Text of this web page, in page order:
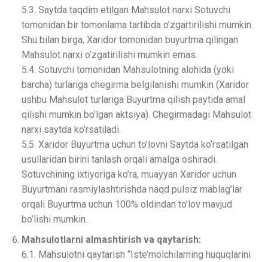
5.3. Saytda taqdim etilgan Mahsulot narxi Sotuvchi
tomonidan bir tomonlama tartibda o’zgartirilishi mumkin.
Shu bilan birga, Xaridor tomonidan buyurtma qilingan
Mahsulot narxi o’zgatirilishi mumkin emas.
5.4. Sotuvchi tomonidan Mahsulotning alohida (yoki
barcha) turlariga chegirma belgilanishi mumkin (Xaridor
ushbu Mahsulot turlariga Buyurtma qilish paytida amal
qilishi mumkin bo’lgan aktsiya). Chegirmadagi Mahsulot
narxi saytda ko’rsatiladi.
5.5. Xaridor Buyurtma uchun to’lovni Saytda ko’rsatilgan
usullaridan birini tanlash orqali amalga oshiradi.
Sotuvchining ixtiyoriga ko’ra, muayyan Xaridor uchun
Buyurtmani rasmiylashtirishda naqd pulsiz mablag’lar
orqali Buyurtma uchun 100% oldindan to’lov mavjud
bo’lishi mumkin.
Mahsulotlarni almashtirish va qaytarish:
6.1. Mahsulotni qaytarish “Iste’molchilarning huquqlarini